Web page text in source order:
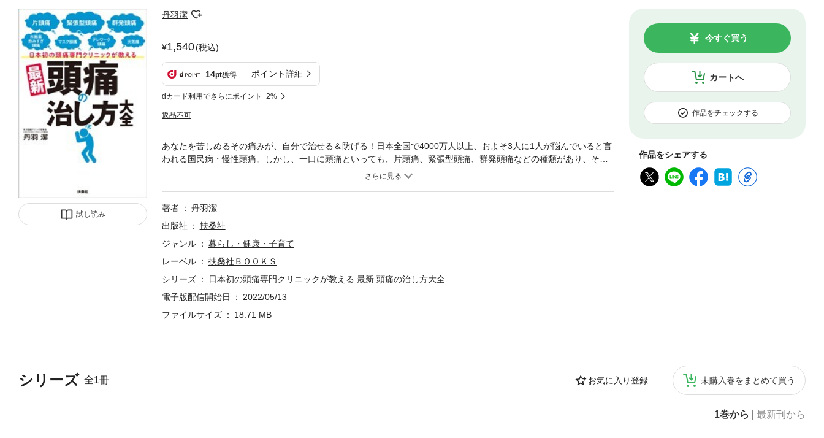
試し読み
丹羽潔
1,540(税込)
14pt獲得 ポイント詳細
dカード利用でさらにポイント+2%
返品不可
カートへ
今すぐ買う
作品をチェックする
作品をシェアする
シリーズ 全1冊 お気に入り登録 未購入巻をまとめて買う
1巻から 最新刊から
あなたを苦しめるその痛みが、自分で治せる＆防げる！日本全国で4000万人以上、およそ3人に1人が悩んでいると言
われる国民病・慢性頭痛。しかし、一口に頭痛といっても、片頭痛、緊張型頭痛、群発頭痛などの種類があり、その
原因、メカニズム、症状、治療法はさまざま。種類によっては、冷やしたほうがいいタイプ、温めたほうがいいタイ
病院に行かない人が多いのではないでしょうか。本書は、これまで1万人以上の患者を診た頭痛治療の第一人者である
著者が、実は医師も正しく知らない頭痛の最新知識と治療の最前線を解説します。・頭痛のタイプを自分で診断でき
頭痛はなぜ起こる？・市販薬の飲みすぎで起きる頭痛がある？・コロナ禍で増えているマスク頭痛・テレワーク頭痛
って？・頭痛を引き起こしやすい食べ物や生活習慣は？・妊婦や子どもが避けるべき頭痛薬は？・ストレスやメンタ
ルの状態と頭痛との関係は？・性行為や地震、失恋、ポニーテールでも頭痛が起きる？・頭痛をラクにするストレッ
著者
丹羽潔
出版社
扶桑社
ジャンル
暮らし・健康・子育て
レーベル
扶桑社ＢＯＯＫＳ
シリーズ
日本初の頭痛専門クリニックが教える 最新 頭痛の治し方大全
電子版配信開始日
2022/05/13
ファイルサイズ
18.71 MB